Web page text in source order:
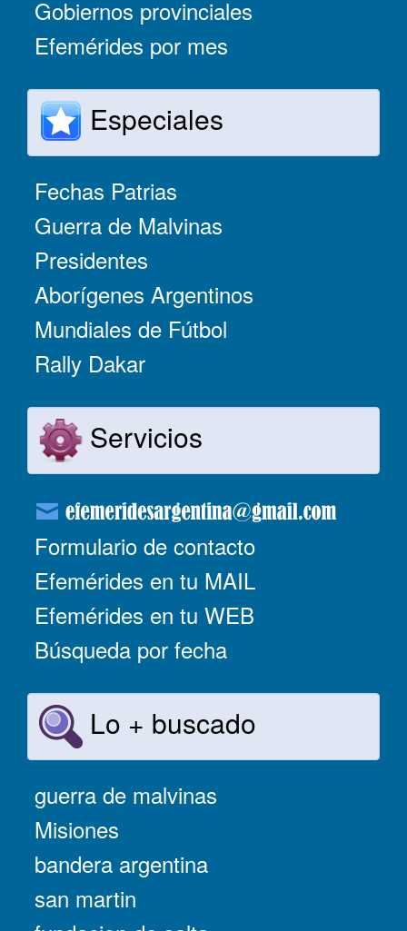
Gobiernos provinciales
Efemérides por mes
Especiales
Fechas Patrias
Guerra de Malvinas
Presidentes
Aborígenes Argentinos
Mundiales de Fútbol
Rally Dakar
Servicios
Formulario de contacto
Efemérides en tu MAIL
Efemérides en tu WEB
Búsqueda por fecha
Lo + buscado
guerra de malvinas
Misiones
bandera argentina
san martin